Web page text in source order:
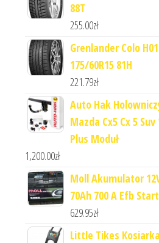
88T
255.00zł
Grenlander Colo H01
175/60R15 81H
221.79zł
Auto Hak
Mazda Cx5 Cx 5 Suv
Plus Moduł
1,200.00zł
Moll Akumulator
70Ah 700 A Efb
629.95zł
Little Tikes Kosiarka